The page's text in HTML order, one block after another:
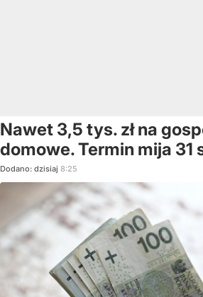
Nawet 3,5 tys. zł na
domowe. Termin mija 31
Dodano: dzisiaj 8:25